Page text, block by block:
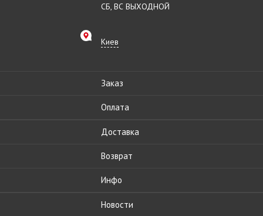
СБ, ВС ВЫХОДНОЙ
Киев
Заказ
Оплата
Доставка
Возврат
Инфо
Новости